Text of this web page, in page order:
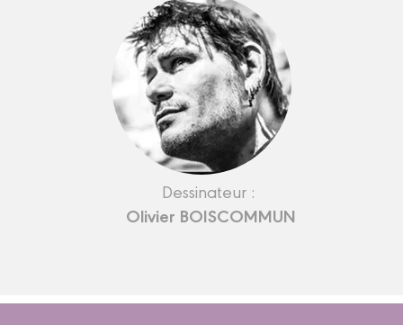
Dessinateur :
Olivier BOISCOMMUN